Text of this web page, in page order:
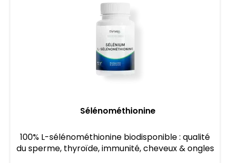
Sélénométhionine
100% L-sélénométhionine biodisponible : qualité
du sperme, thyroïde, immunité, cheveux & ongles